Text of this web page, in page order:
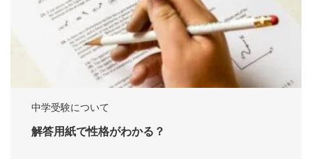
中学受験について
解答用紙で性格がわかる？